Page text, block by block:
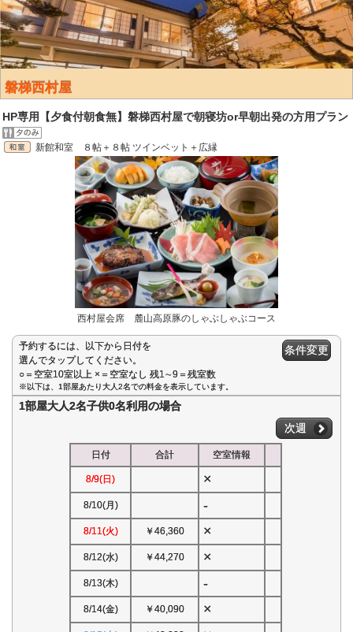
磐梯西村屋
HP専用【夕食付朝食無】磐梯西村屋で朝寝坊or早朝出発の方用プラン
新館和室 ８帖＋８帖 ツインベット＋広縁
西村屋会席 麓山高原豚のしゃぶしゃぶコース
予約するには、以下から日付を
選んでタップしてください。
○＝空室10室以上 ×＝空室なし 残1∼9＝残室数
条件変更
※以下は、1部屋あたり大人2名での料金を表示しています。
1部屋大人2名子供0名利用の場合
次週
日付 合計 空室情報
8/9(日) ×
8/10(月) -
8/11(火) ￥46,360 ×
8/12(水) ￥44,270 ×
8/13(木) -
8/14(金) ￥40,090 ×